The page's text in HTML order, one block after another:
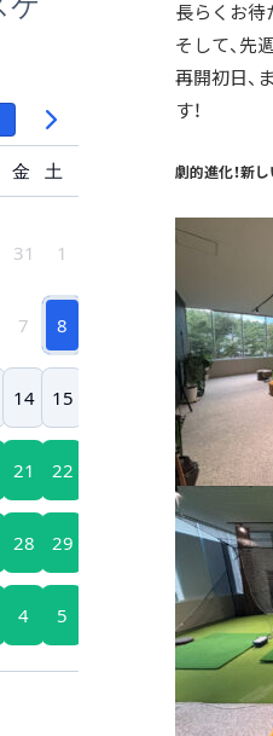
長らくお待
そして、先
再開初日、
す！
劇的進化！新